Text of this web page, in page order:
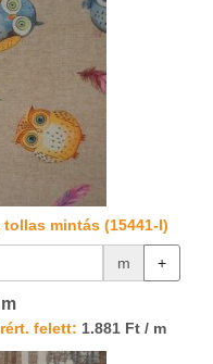
mintás (15441-I)
m +
felett: 1.881 Ft / m